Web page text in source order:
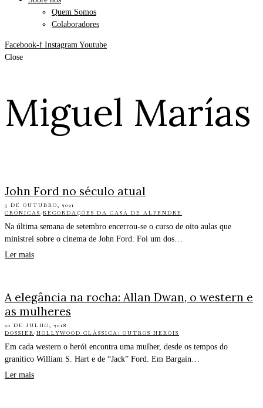
Quem Somos
Colaboradores
Facebook-f Instagram Youtube
Close
Miguel Marías
John Ford no século atual
3 DE OUTUBRO, 2021
CRÓNICAS·RECORDAÇÕES DA CASA DE ALPENDRE
Na última semana de setembro encerrou-se o curso de oito aulas que
ministrei sobre o cinema de John Ford. Foi um dos…
Ler mais
A elegância na rocha: Allan Dwan, o western e
as mulheres
20 DE JULHO, 2018
DOSSIER·HOLLYWOOD CLÁSSICA: OUTROS HERÓIS
Em cada western o herói encontra uma mulher, desde os tempos do
granítico William S. Hart e de “Jack” Ford. Em Bargain…
Ler mais